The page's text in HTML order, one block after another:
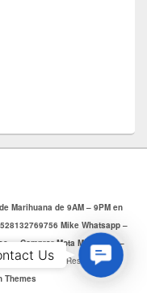
Marihuana de 9AM – 9PM en
Mike Whatsapp –
– Comprar Mota Monterrey –
los Derechos Reservados.
Themes Us
Us